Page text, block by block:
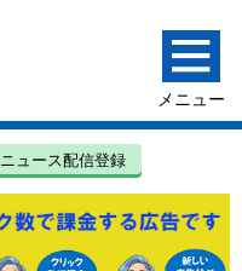
ニュース配信登録